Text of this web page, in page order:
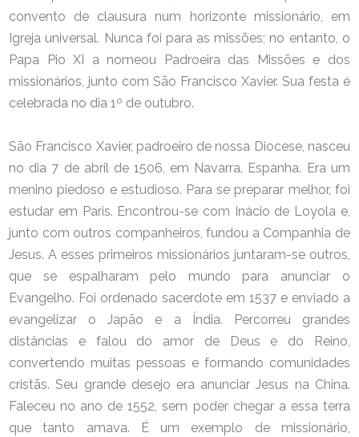
convento de clausura num horizonte missionário, em
Igreja universal. Nunca foi para as missões; no entanto, o
Papa Pio XI a nomeou Padroeira das Missões e dos
missionários, junto com São Francisco Xavier. Sua festa é
celebrada no dia 1º de outubro.
São Francisco Xavier, padroeiro de nossa Diocese, nasceu
no dia 7 de abril de 1506, em Navarra, Espanha. Era um
menino piedoso e estudioso. Para se preparar melhor, foi
estudar em Paris. Encontrou-se com Inácio de Loyola e,
junto com outros companheiros, fundou a Companhia de
Jesus. A esses primeiros missionários juntaram-se outros,
que se espalharam pelo mundo para anunciar o
Evangelho. Foi ordenado sacerdote em 1537 e enviado a
evangelizar o Japão e a Índia. Percorreu grandes
distâncias e falou do amor de Deus e do Reino,
convertendo muitas pessoas e formando comunidades
cristãs. Seu grande desejo era anunciar Jesus na China.
Faleceu no ano de 1552, sem poder chegar a essa terra
que tanto amava. É um exemplo de missionário,